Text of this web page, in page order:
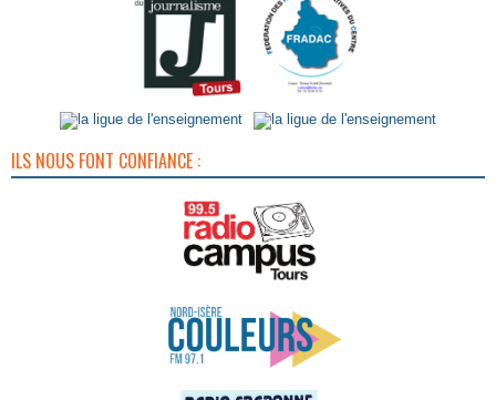
ILS NOUS FONT CONFIANCE :